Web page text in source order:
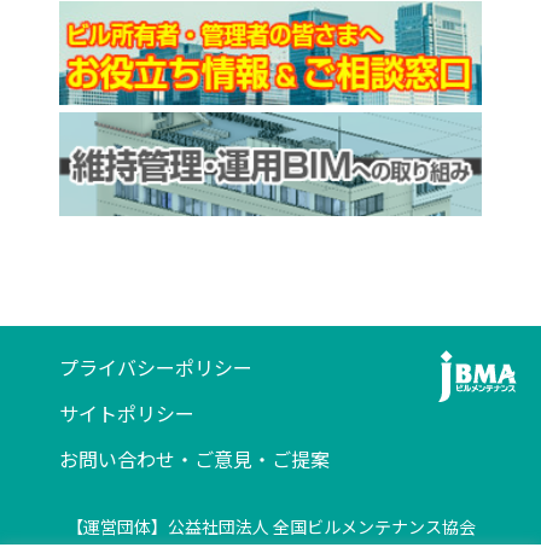
プライバシーポリシー
サイトポリシー
お問い合わせ・ご意見・ご提案
【運営団体】公益社団法人 全国ビルメンテナンス協会